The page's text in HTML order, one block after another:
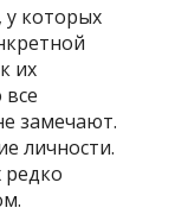
у которых
их
замечают.
личности.